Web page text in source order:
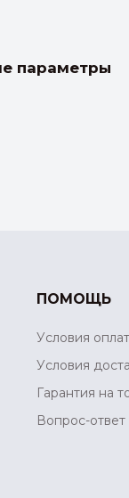
параметры
ПОМОЩЬ
Условия
Условия
Гарантия на
Вопрос-ответ